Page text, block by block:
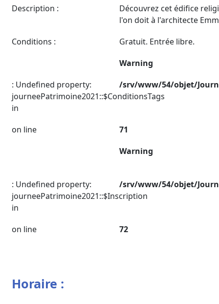
Description :
Découvrez cet édifice
l'on doit à l'architecte
Conditions :
Gratuit. Entrée libre.
Warning
: Undefined property:
journeePatrimoine2021::$ConditionsTags
in
/srv/www/54/objet/
on line
71
Warning
: Undefined property:
journeePatrimoine2021::$Inscription
in
/srv/www/54/objet/
on line 72
Horaire :